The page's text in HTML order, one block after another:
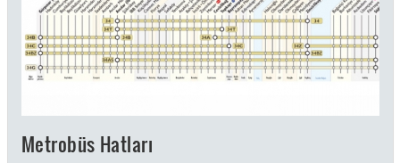
Metrobüs Hatları